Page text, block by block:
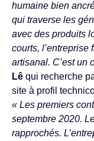
humaine bien
qui traverse les
avec des produits
courts,
artisanal. C’est un
Lê qui recherche
site à profil
« Les premiers
septembre 2020.
rapprochés.